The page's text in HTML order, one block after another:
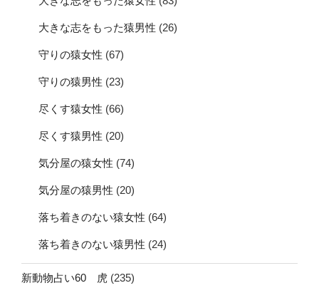
大きな志をもった猿男性 (26)
守りの猿女性 (67)
守りの猿男性 (23)
尽くす猿女性 (66)
尽くす猿男性 (20)
気分屋の猿女性 (74)
気分屋の猿男性 (20)
落ち着きのない猿女性 (64)
落ち着きのない猿男性 (24)
新動物占い60 虎 (235)